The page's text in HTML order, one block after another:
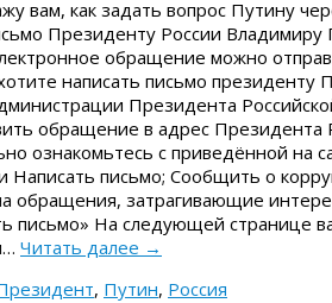
вам, как задать вопрос Путину
Президенту России
обращение можно
написать письмо президенту
Президента
обращение в адрес Президента
ознакомьтесь с приведённой на
Написать письмо; Сообщить о
обращения, затрагивающие
письмо» На следующей странице
Читать далее →
, Путин, Россия